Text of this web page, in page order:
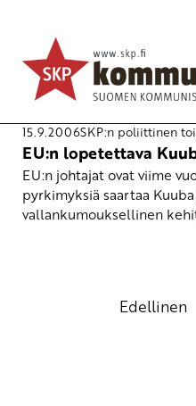
15.9.2006SKP:n poliittinen
EU:n lopetettava
EU:n johtajat ovat viime
pyrkimyksiä saartaa
vallankumouksellinen
ArtikkelienEdellinen